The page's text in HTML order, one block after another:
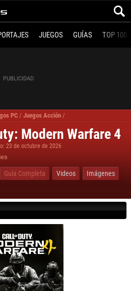
JUEGOS GUÍAS TOP 100
PC / Juegos Acción /
Modern Warfare 4
23 de octubre de 2026
Guía Completa Videos
Imágenes